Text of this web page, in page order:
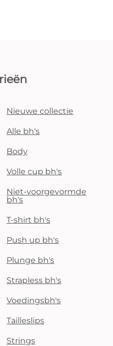
Nieuwe collectie
Alle bh's
Body
Volle cup bh's
Niet-voorgevormde
bh's
T-shirt bh's
Push up bh's
Plunge bh's
Strapless bh's
Voedingsbh's
Tailleslips
Strings